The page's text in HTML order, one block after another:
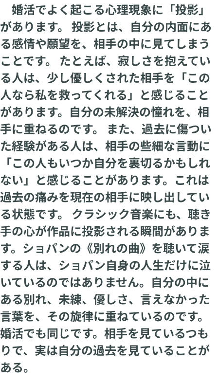
婚活でよく起こる心理現象に「投影」
があります。 投影とは、自分の内面にあ
る感情や願望を、相手の中に見てしまう
ことです。 たとえば、寂しさを抱えてい
る人は、少し優しくされた相手を「この
人なら私を救ってくれる」と感じること
があります。自分の未解決の憧れを、相
手に重ねるのです。 また、過去に傷つい
た経験がある人は、相手の些細な言動に
「この人もいつか自分を裏切るかもしれ
ない」と感じることがあります。これは
過去の痛みを現在の相手に映し出してい
る状態です。 クラシック音楽にも、聴き
手の心が作品に投影される瞬間がありま
す。ショパンの《別れの曲》を聴いて涙
する人は、ショパン自身の人生だけに泣
いているのではありません。自分の中に
ある別れ、未練、優しさ、言えなかった
言葉を、その旋律に重ねているのです。
婚活でも同じです。相手を見ているつも
りで、実は自分の過去を見ていることが
ある。